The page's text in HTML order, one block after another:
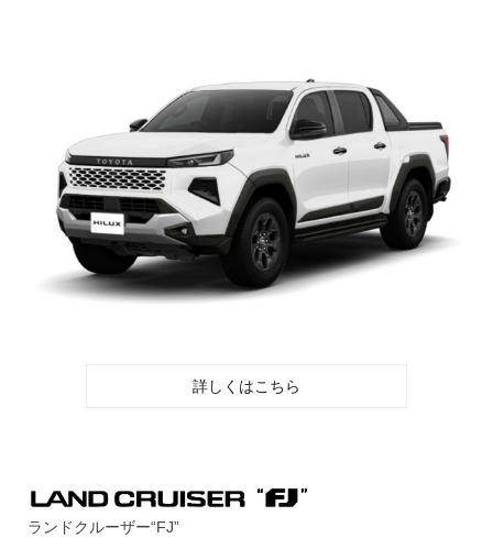
詳しくはこちら
ランドクルーザー“FJ”